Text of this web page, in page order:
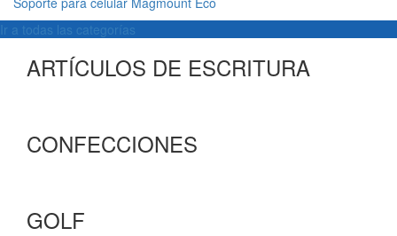
Ir a todas las categorías
ARTÍCULOS DE ESCRITURA
CONFECCIONES
GOLF